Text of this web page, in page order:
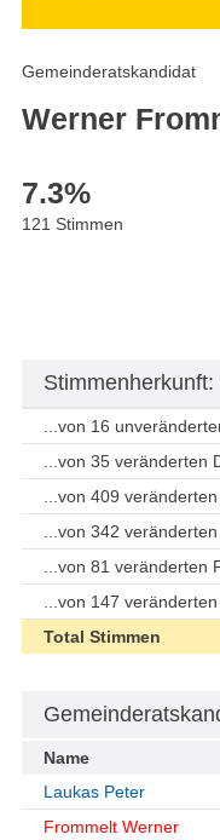
Gemeinderatskandidat
Werner
7.3%
121 Stimmen
...von 16
...von 35 veränderten
...von 409
...von 342
...von 81 veränderten
...von 147
Total Stimmen
Name
Laukas Peter
Frommelt Werner